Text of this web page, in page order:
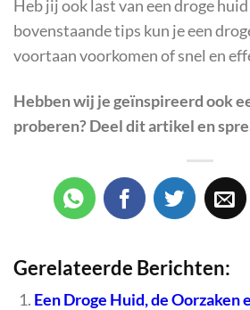
Heb jij ook last van een droge
bovenstaande tips kun je een
voortaan voorkomen of snel en
Hebben wij je geïnspireerd ook
proberen? Deel dit artikel en
Gerelateerde Berichten:
Een Droge Huid, de Oorzaken